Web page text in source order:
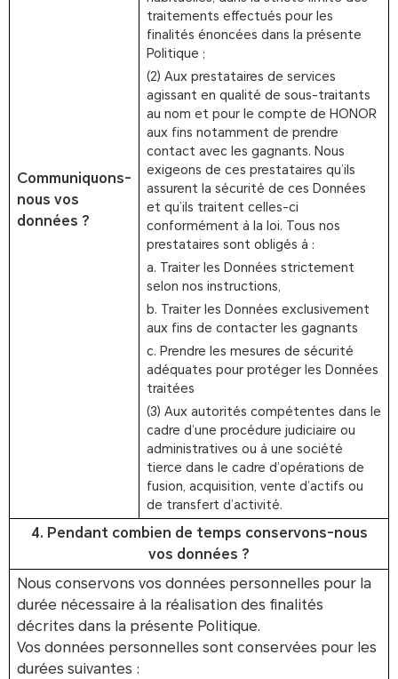
Communiquons-
nous vos
données ?
traitements effectués pour les
finalités énoncées dans la présente
Politique ;
(2) Aux prestataires de services
agissant en qualité de sous-traitants
au nom et pour le compte de HONOR
aux fins notamment de prendre
contact avec les gagnants. Nous
exigeons de ces prestataires qu’ils
assurent la sécurité de ces Données
et qu’ils traitent celles-ci
conformément à la loi. Tous nos
prestataires sont obligés à :
a. Traiter les Données strictement
selon nos instructions,
b. Traiter les Données exclusivement
aux fins de contacter les gagnants
c. Prendre les mesures de sécurité
adéquates pour protéger les Données
traitées
(3) Aux autorités compétentes dans le
cadre d’une procédure judiciaire ou
administratives ou à une société
tierce dans le cadre d’opérations de
fusion, acquisition, vente d’actifs ou
de transfert d’activité.
4. Pendant combien de temps conservons-nous
vos données ?
Nous conservons vos données personnelles pour la
durée nécessaire à la réalisation des finalités
décrites dans la présente Politique.
Vos données personnelles sont conservées pour les
durées suivantes :